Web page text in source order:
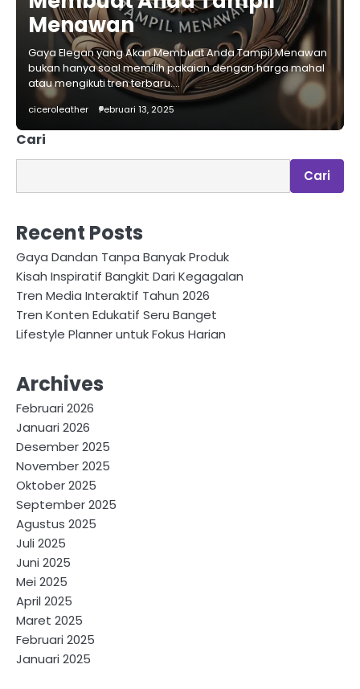
Menawan
Gaya Elegan yang Akan Membuat Anda Tampil Menawan
bukan hanya soal memilih pakaian dengan harga mahal
atau mengikuti tren terbaru.…
ciceroleather Februari 13, 2025
Cari
Cari
Recent Posts
Gaya Dandan Tanpa Banyak Produk
Kisah Inspiratif Bangkit Dari Kegagalan
Tren Media Interaktif Tahun 2026
Tren Konten Edukatif Seru Banget
Lifestyle Planner untuk Fokus Harian
Archives
Februari 2026
Januari 2026
Desember 2025
November 2025
Oktober 2025
September 2025
Agustus 2025
Juli 2025
Juni 2025
Mei 2025
April 2025
Maret 2025
Februari 2025
Januari 2025